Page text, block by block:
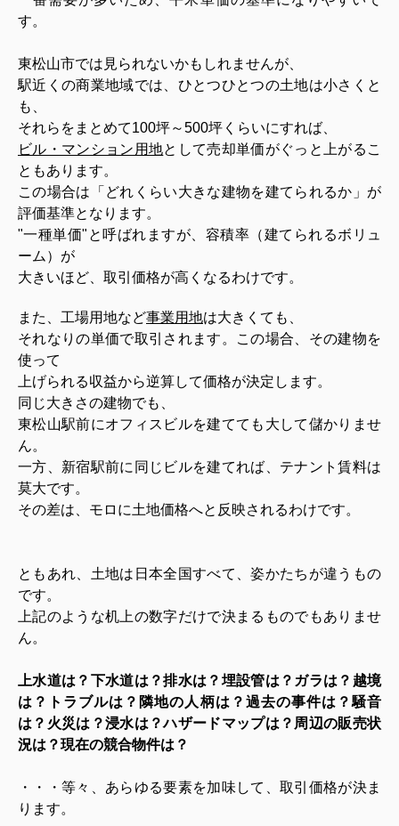
す。
東松山市では見られないかもしれませんが、
駅近くの商業地域では、ひとつひとつの土地は小さくと
も、
それらをまとめて100坪～500坪くらいにすれば、
ビル・マンション用地として売却単価がぐっと上がるこ
ともあります。
この場合は「どれくらい大きな建物を建てられるか」が
評価基準となります。
"一種単価"と呼ばれますが、容積率（建てられるボリュ
ーム）が
大きいほど、取引価格が高くなるわけです。
また、工場用地など事業用地は大きくても、
それなりの単価で取引されます。この場合、その建物を
使って
上げられる収益から逆算して価格が決定します。
同じ大きさの建物でも、
東松山駅前にオフィスビルを建てても 大して儲かりませ
ん。
一方、新宿駅前に同じビルを建てれば、テナント賃料は
莫大です。
その差は、モロに土地価格へと反映されるわけです。
ともあれ、土地は日本全国すべて、姿かたちが違うもの
です。
上記のような机上の数字だけで決まるものでもありませ
ん。
上水道は？下水道は？排水は？埋設管は？ガラは？越境
は？トラブルは？隣地の人柄は？過去の事件は？騒音
は？火災は？浸水は？ハザードマップは？周辺の販売状
況は？現在の競合物件は？
・・・等々、あらゆる要素を加味して、取引価格が決ま
ります。